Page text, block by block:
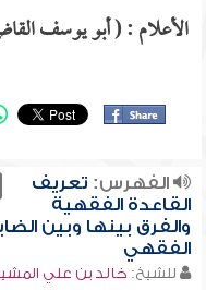
الأعلام : ( أبو يوسف
الفهرس: تعريف
القاعدة الفقهية
والفرق بينها وبين
الفقهي
للشيخ: خالد بن علي